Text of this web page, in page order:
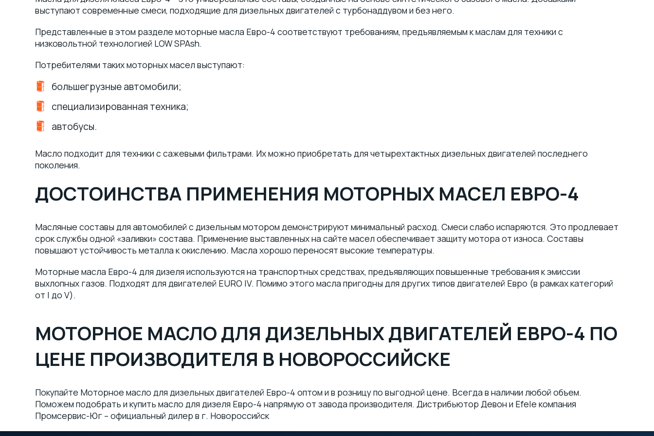
Многоцелевые смазки по ГОСТу
и ТУ (9)
Литиевые смазки(8)
Литиевые смазки с EP
Многоцелевые смазки(4)
Индустриальные смазки(5)
Технологические смазки
Канатные смазки
Силиконовые смазки (3)
Очистители(4)
Материалы для пищевой
промышленности с допуском
Масла (3)
выступают современные смеси, подходящие для дизельных двигателей с турбонаддувом и без него.
Представленные в этом разделе моторные масла Евро-4 соответствуют требованиям, предъявляемым к маслам для техники с
низковольтной технологией LOW SPAsh.
Потребителями таких моторных масел выступают:
большегрузные автомобили;
специализированная техника;
автобусы.
Масло подходит для техники с сажевыми фильтрами. Их можно приобретать для четырехтактных дизельных двигателей последнего
поколения.
ДОСТОИНСТВА ПРИМЕНЕНИЯ МОТОРНЫХ МАСЕЛ ЕВРО-4
Масляные составы для автомобилей с дизельным мотором демонстрируют минимальный расход. Смеси слабо испаряются. Это продлевает
срок службы одной «заливки» состава. Применение выставленных на сайте масел обеспечивает защиту мотора от износа. Составы
повышают устойчивость металла к окислению. Масла хорошо переносят высокие температуры.
Моторные масла Евро-4 для дизеля используются на транспортных средствах, предъявляющих повышенные требования к эмиссии
выхлопных газов. Подходят для двигателей EURO IV. Помимо этого масла пригодны для других типов двигателей Евро (в рамках категорий
от I до V).
МОТОРНОЕ МАСЛО ДЛЯ ДИЗЕЛЬНЫХ ДВИГАТЕЛЕЙ ЕВРО-4 ПО
ЦЕНЕ ПРОИЗВОДИТЕЛЯ В НОВОРОССИЙСКЕ
Покупайте Моторное масло для дизельных двигателей Евро-4 оптом и в розницу по выгодной цене. Всегда в наличии любой объем.
Поможем подобрать и купить масло для дизеля Евро-4 напрямую от завода производителя. Дистрибьютор Девон и Efele компания
Промсервис-Юг – официальный дилер в г. Новороссийск